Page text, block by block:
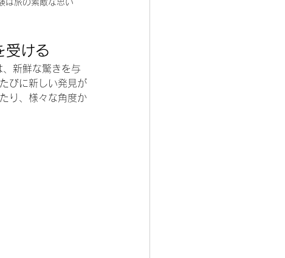
は旅の素敵な思い
受ける
新鮮な驚きを与
びに新しい発見が
り、様々な角度か